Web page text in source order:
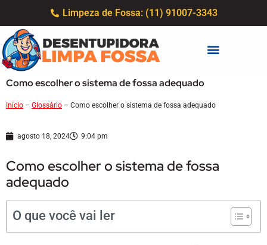
Limpeza de Fossa: (11) 91007-3343
Como escolher o sistema de fossa adequado
Início – Glossário – Como escolher o sistema de fossa adequado
agosto 18, 2024 9:04 pm
Como escolher o sistema de fossa
adequado
O que você vai ler